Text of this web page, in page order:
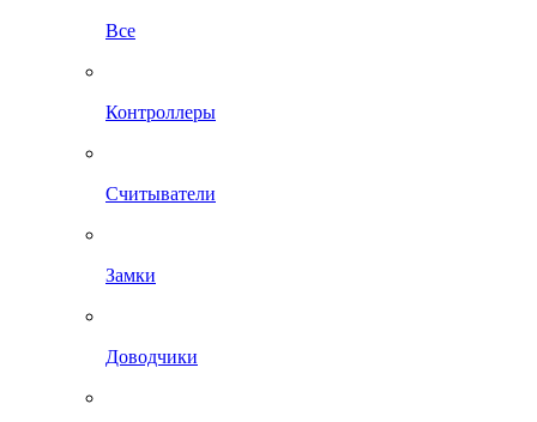
Все
Контроллеры
Считыватели
Замки
Доводчики